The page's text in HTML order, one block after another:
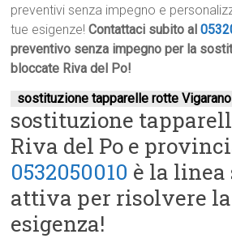
preventivi senza impegno e
tue esigenze!Contattaci subito al
preventivo senza impegno per la
bloccate Riva del Po!
sostituzione tapparelle rotte
sostituzione
Riva del Po e
0532050010 è la linea
attiva per risolvere
esigenza!